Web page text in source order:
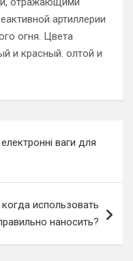
артиллерии
огня. Цвета
и красный. олтой и
ваги для
использовать
наносить?